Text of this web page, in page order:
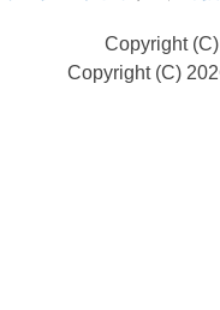
Copyright
Copyright (C)